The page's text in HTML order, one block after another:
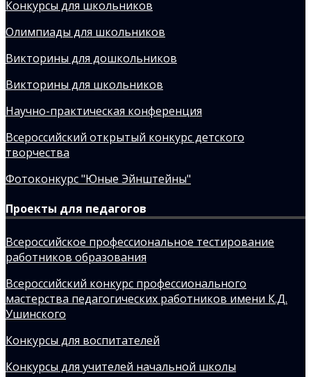
Конкурсы для школьников
Олимпиады для школьников
Викторины для дошкольников
Викторины для школьников
Научно-практическая конференция
Всероссийский открытый конкурс детского
творчества
Фотоконкурс "Юные Эйнштейны"
Проекты для педагогов
Всероссийское профессиональное тестирование
работников образования
Всероссийский конкурс профессионального
мастерства педагогических работников имени К.Д.
Ушинского
Конкурсы для воспитателей
Конкурсы для учителей начальной школы